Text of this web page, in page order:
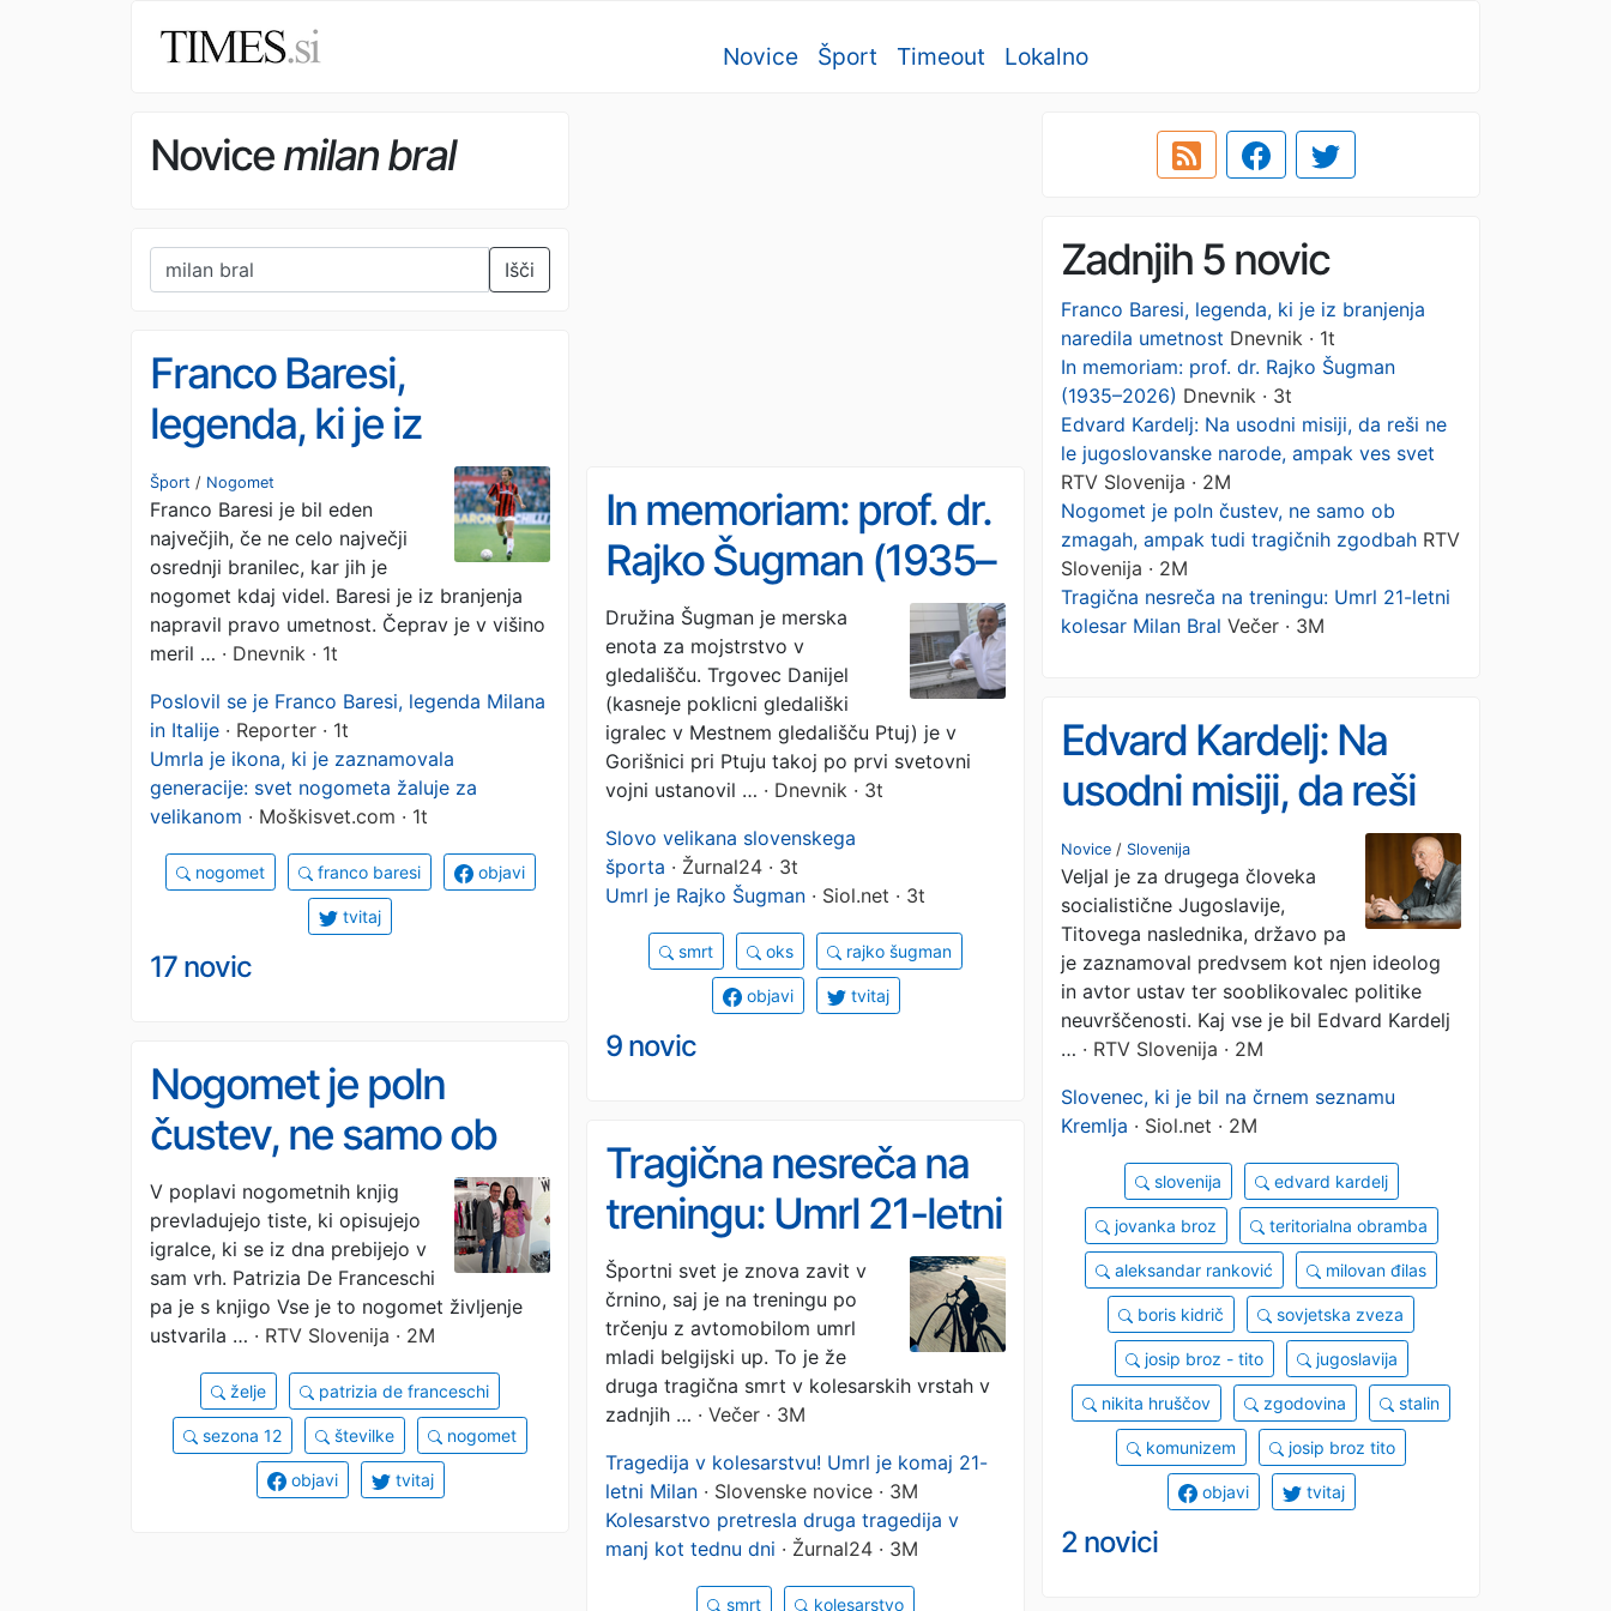
Novice Šport Timeout Lokalno
Novicemilan bral
Išči Zadnjih 5 novic
Franco Baresi, legenda, ki je iz branjenja
naredila umetnost Dnevnik · 1t
In memoriam: prof. dr. Rajko Šugman
(1935–2026) Dnevnik · 3t
Edvard Kardelj: Na usodni misiji, da reši ne
le jugoslovanske narode, ampak ves svet
RTV Slovenija · 2M
Nogomet je poln čustev, ne samo ob
zmagah, ampak tudi tragičnih zgodbah RTV
Slovenija · 2M
Tragična nesreča na treningu: Umrl 21-letni
kolesar Milan Bral Večer · 3M
Franco Baresi,
legenda, ki je iz
branjenja naredila
umetnost
Šport / Nogomet
Franco Baresi je bil eden
največjih, če ne celo največji
osrednji branilec, kar jih je
nogomet kdaj videl. Baresi je iz branjenja
napravil pravo umetnost. Čeprav je v višino
meril … · Dnevnik · 1t
Poslovil se je Franco Baresi, legenda Milana
in Italije · Reporter · 1t
Umrla je ikona, ki je zaznamovala
generacije: svet nogometa žaluje za
velikanom · Moškisvet.com · 1t
nogomet franco baresi objavi
tvitaj
17 novic
In memoriam: prof. dr.
Rajko Šugman (1935–
2026)
Družina Šugman je merska
enota za mojstrstvo v
gledališču. Trgovec Danijel
(kasneje poklicni gledališki
igralec v Mestnem gledališču Ptuj) je v
Gorišnici pri Ptuju takoj po prvi svetovni
vojni ustanovil … · Dnevnik · 3t
Slovo velikana slovenskega
športa · Žurnal24 · 3t
Umrl je Rajko Šugman · Siol.net · 3t
smrt oks rajko šugman
objavi tvitaj
9 novic
Edvard Kardelj: Na
usodni misiji, da reši
ne le jugoslovanske
narode, ampak ves
svet
Novice / Slovenija
Veljal je za drugega človeka
socialistične Jugoslavije,
Titovega naslednika, državo pa
je zaznamoval predvsem kot njen ideolog
in avtor ustav ter sooblikovalec politike
neuvrščenosti. Kaj vse je bil Edvard Kardelj
… · RTV Slovenija · 2M
Slovenec, ki je bil na črnem seznamu
Kremlja · Siol.net · 2M
slovenija edvard kardelj
jovanka broz teritorialna obramba
aleksandar ranković milovan đilas
boris kidrič sovjetska zveza
josip broz - tito jugoslavija
nikita hruščov zgodovina stalin
komunizem josip broz tito
objavi tvitaj
2 novici
Nogomet je poln
čustev, ne samo ob
zmagah, ampak tudi
tragičnih zgodbah
V poplavi nogometnih knjig
prevladujejo tiste, ki opisujejo
igralce, ki se iz dna prebijejo v
sam vrh. Patrizia De Franceschi
pa je s knjigo Vse je to nogomet življenje
ustvarila … · RTV Slovenija · 2M
želje patrizia de franceschi
sezona 12 številke nogomet
objavi tvitaj
Tragična nesreča na
treningu: Umrl 21-letni
kolesar Milan Bral
Športni svet je znova zavit v
črnino, saj je na treningu po
trčenju z avtomobilom umrl
mladi belgijski up. To je že
druga tragična smrt v kolesarskih vrstah v
zadnjih … · Večer · 3M
Tragedija v kolesarstvu! Umrl je komaj 21-
letni Milan · Slovenske novice · 3M
Kolesarstvo pretresla druga tragedija v
manj kot tednu dni · Žurnal24 · 3M
smrt kolesarstvo